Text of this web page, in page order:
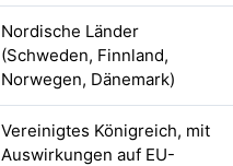
Nordische Länder
(Schweden, Finnland,
Norwegen, Dänemark)
Vereinigtes Königreich, mit
Auswirkungen auf EU-